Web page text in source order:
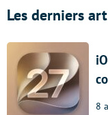
Les derniers
8